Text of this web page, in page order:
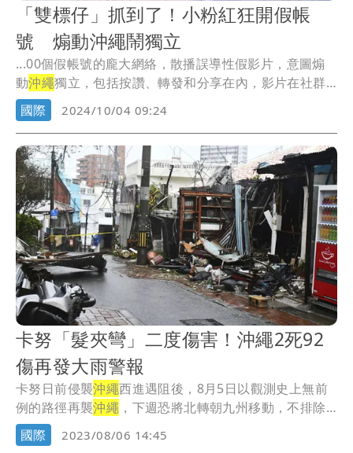
「雙標仔」抓到了！小粉紅狂開假帳
號 煽動沖繩鬧獨立
...00個假帳號的龐大網絡，散播誤導性假影片，意圖煽
動沖繩獨立，包括按讚、轉發和分享在內，影片在社群
媒體...
國際 2024/10/04 09:24
卡努「髮夾彎」二度傷害！沖繩2死92
傷再發大雨警報
卡努日前侵襲沖繩西進遇阻後，8月5日以觀測史上無前
例的路徑再襲沖繩 ，下週恐將北轉朝九州移動，不排除
登...
國際 2023/08/06 14:45